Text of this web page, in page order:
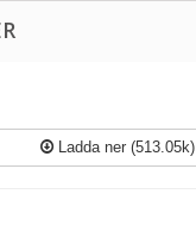
Ladda ner (513.05k)